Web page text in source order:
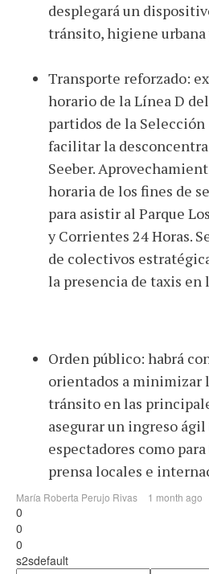
desplegará un
tránsito, higiene urbana
Transporte reforzado:
horario de la Línea D
partidos de la
facilitar la
Seeber.
horaria de los fines de
para asistir al Parque
y Corrientes 24 Horas.
de colectivos
la presencia de taxis en
Orden público: habrá
orientados a minimizar
tránsito en las
asegurar un ingreso
espectadores como
prensa locales e
María Roberta Perujo Rivas 1 month ago
0
0
0
s2sdefault